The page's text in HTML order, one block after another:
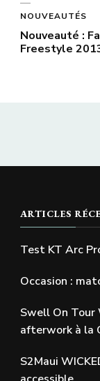
NOUVEAUTÉS
Nouveauté :
Freestyle
ARTICLES
Test KT Arc
Occasion :
Swell On
afterwork à la
S2Maui